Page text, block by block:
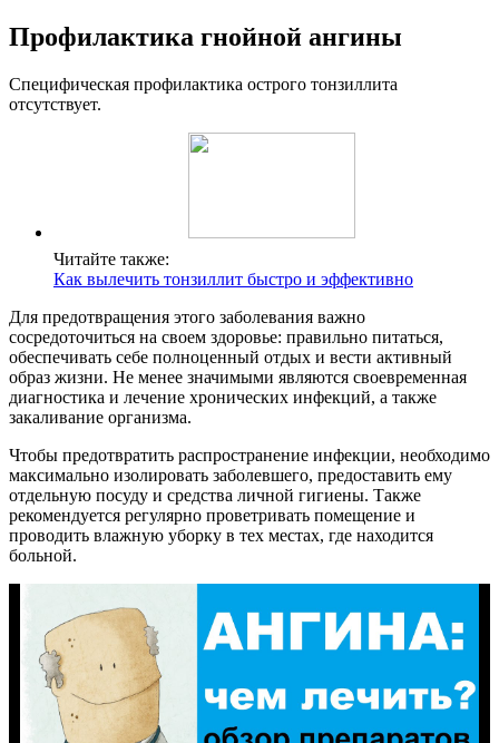
Профилактика гнойной ангины
Специфическая профилактика острого тонзиллита
отсутствует.
Читайте также:
Как вылечить тонзиллит быстро и эффективно
Для предотвращения этого заболевания важно
сосредоточиться на своем здоровье: правильно питаться,
обеспечивать себе полноценный отдых и вести активный
образ жизни. Не менее значимыми являются своевременная
диагностика и лечение хронических инфекций, а также
закаливание организма.
Чтобы предотвратить распространение инфекции, необходимо
максимально изолировать заболевшего, предоставить ему
отдельную посуду и средства личной гигиены. Также
рекомендуется регулярно проветривать помещение и
проводить влажную уборку в тех местах, где находится
больной.